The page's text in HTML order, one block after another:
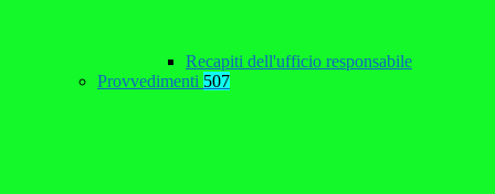
Recapiti dell'ufficio responsabile
Provvedimenti 507